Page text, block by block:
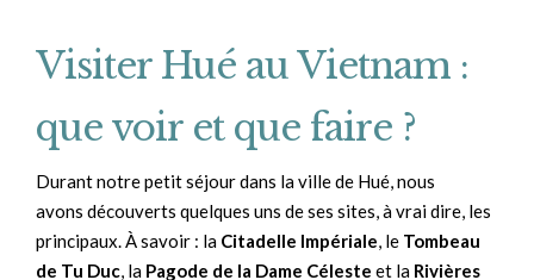
Visiter Hué au Vietnam :
que voir et que faire ?
Durant notre petit séjour dans la ville de Hué, nous
avons découverts quelques uns de ses sites, à vrai dire, les
principaux. À savoir : la Citadelle Impériale, le Tombeau
de Tu Duc, la Pagode de la Dame Céleste et la Rivières